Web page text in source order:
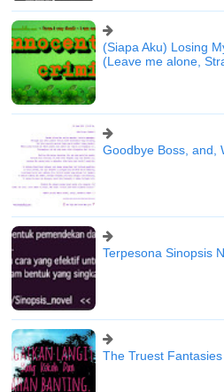
(Siapa Aku) Losing
(Leave me alone,
Goodbye Boss, and,
Terpesona Sinopsis
The Truest Fantasies